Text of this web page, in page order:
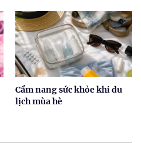
Cẩm nang sức khỏe khi du
lịch mùa hè